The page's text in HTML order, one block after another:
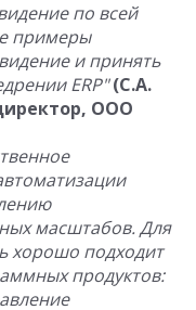
по всей
примеры
и принять
ERP" (С.А.
ООО
масштабов. Для
хорошо подходит
продуктов: